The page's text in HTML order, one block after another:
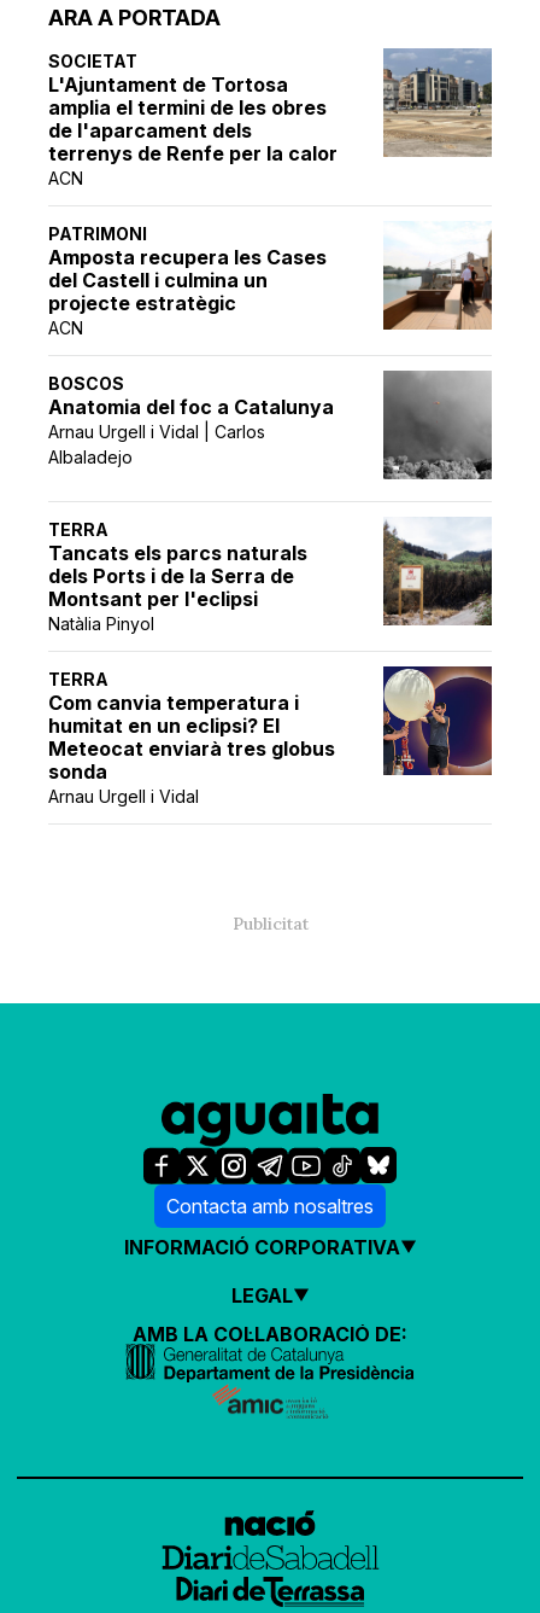
ARA A PORTADA
SOCIETAT
L'Ajuntament de Tortosa
amplia el termini de les obres
de l'aparcament dels
terrenys de Renfe per la calor
ACN
PATRIMONI
Amposta recupera les Cases
del Castell i culmina un
projecte estratègic
ACN
BOSCOS
Anatomia del foc a Catalunya
Arnau Urgell i Vidal | Carlos
Albaladejo
TERRA
Tancats els parcs naturals
dels Ports i de la Serra de
Montsant per l'eclipsi
Natàlia Pinyol
TERRA
Com canvia temperatura i
humitat en un eclipsi? El
Meteocat enviarà tres globus
sonda
Arnau Urgell i Vidal
Contacta amb nosaltres
INFORMACIÓ CORPORATIVA
LEGAL
AMB LA COL·LABORACIÓ DE: